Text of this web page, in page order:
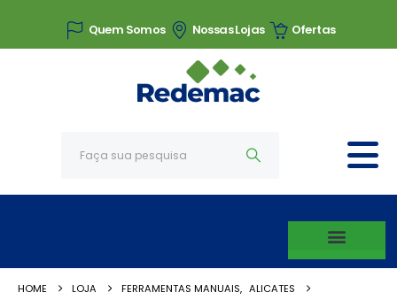
Quem Somos Nossas Lojas Ofertas
HOME LOJA FERRAMENTAS MANUAIS, ALICATES